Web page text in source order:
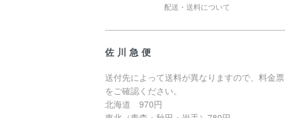
配送・送料について
佐川急便
送付先によって送料が異なりますので、料金票
をご確認ください。
北海道 970円